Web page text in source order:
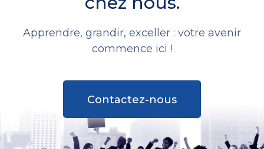
Apprendre, grandir, exceller : votre avenir
commence ici !
Contactez-nous